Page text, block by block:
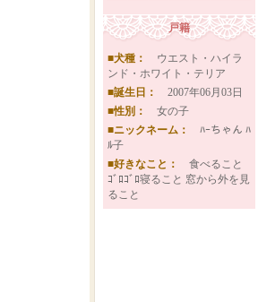
戸籍
■犬種： ウエスト・ハイラ
ンド・ホワイト・テリア
■誕生日： 2007年06月03日
■性別： 女の子
■ニックネーム： ﾊｰちゃん ﾊ
ﾙ子
■好きなこと： 食べること
ｺﾞﾛｺﾞﾛ寝ること 窓から外を見
ること